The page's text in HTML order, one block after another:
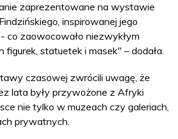
zaprezentowane na wystawie
inspirowanej jego
co zaowocowało niezwykłym
statuetek i masek" – dodała.
czasowej zwrócili uwagę, że
lata były przywożone z Afryki
nie tylko w muzeach czy galeriach,
prywatnych.